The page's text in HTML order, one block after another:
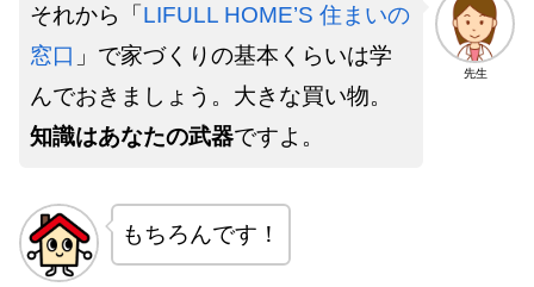
先生
それから「LIFULL HOME’S 住まいの
窓口 」で家づくりの基本くらいは学
んでおきましょう。大きな買い物。
知識はあなたの武器ですよ。
もちろんです！